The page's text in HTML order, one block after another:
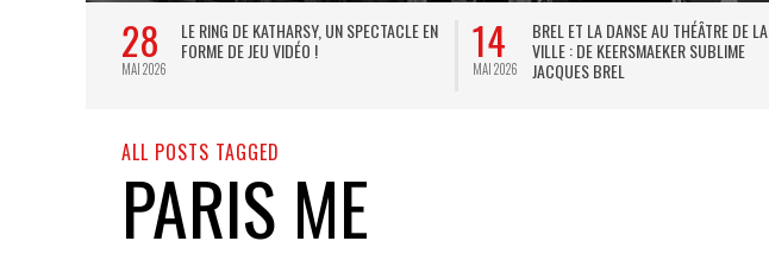
28
MAI 2026
LE RING DE KATHARSY, UN SPECTACLE EN
FORME DE JEU VIDÉO !
14
MAI 2026
BREL ET LA DANSE AU THÉÂTRE DE LA
VILLE : DE KEERSMAEKER SUBLIME
JACQUES BREL
ALL POSTS TAGGED
PARIS ME